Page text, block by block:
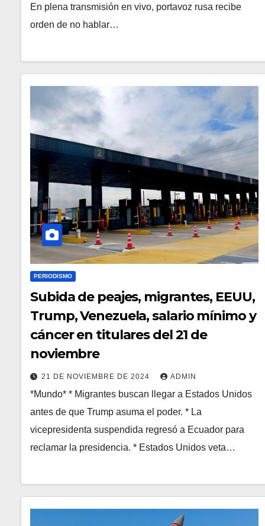
En plena transmisión en vivo, portavoz rusa recibe
orden de no hablar…
PERIODISMO
Subida de peajes, migrantes, EEUU,
Trump, Venezuela, salario mínimo y
cáncer en titulares del 21 de
noviembre
21 DE NOVIEMBRE DE 2024 ADMIN
*Mundo* * Migrantes buscan llegar a Estados Unidos
antes de que Trump asuma el poder. * La
vicepresidenta suspendida regresó a Ecuador para
reclamar la presidencia. * Estados Unidos veta…